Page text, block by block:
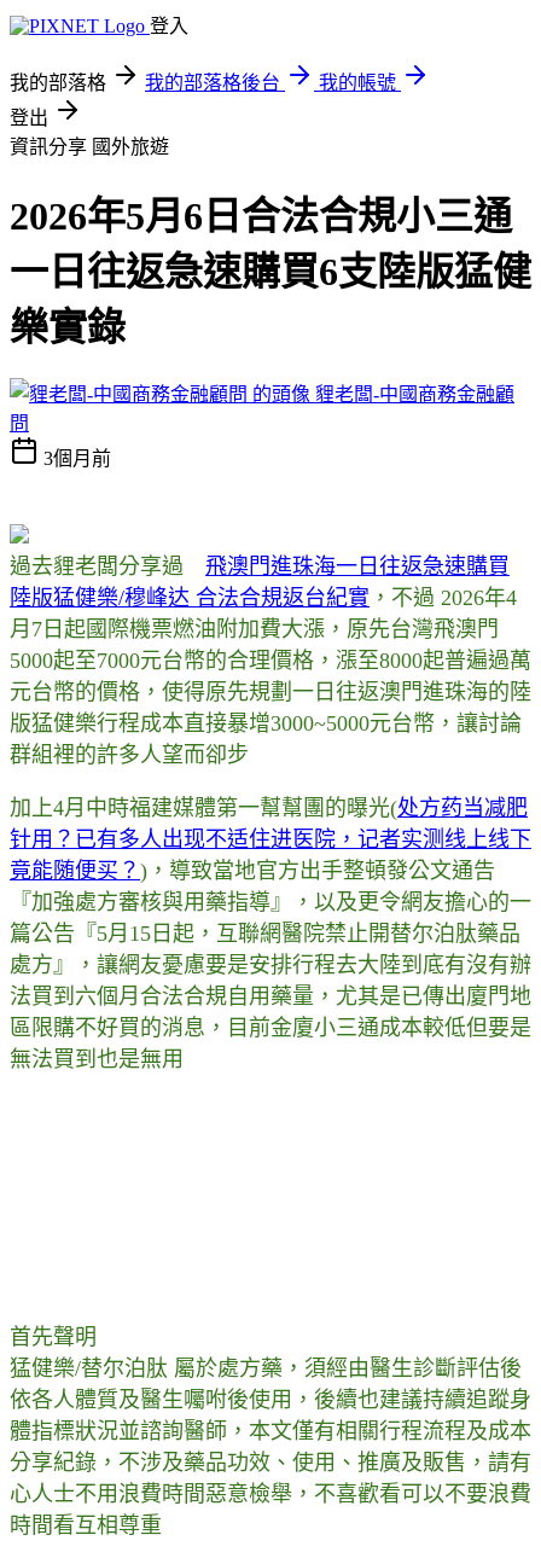
登入
我的部落格 我的部落格後台
我的帳號
登出
資訊分享 國外旅遊
2026年5月6日合法合規小三通
一日往返急速購買6支陸版猛健
樂實錄
貍老闆-中國商務金融顧
問
3個月前
過去貍老闆分享過 飛澳門進珠海一日往返急速購買
陸版猛健樂/穆峰达 合法合規返台紀實 ，不過 2026年4
月7日起國際機票燃油附加費大漲，原先台灣飛澳門
5000起至7000元台幣的合理價格，漲至8000起普遍過萬
元台幣的價格，使得原先規劃一日往返澳門進珠海的陸
版猛健樂行程成本直接暴增3000~5000元台幣，讓討論
群組裡的許多人望而卻步
加上4月中時福建媒體第一幫幫團的曝光(处方药当减肥
针用？已有多人出现不适住进医院，记者实测线上线下
竟能随便买？ )，導致當地官方出手整頓發公文通告
『加強處方審核與用藥指導』，以及更令網友擔心的一
篇公告『5月15日起，互聯網醫院禁止開替尔泊肽藥品
處方』，讓網友憂慮要是安排行程去大陸到底有沒有辦
法買到六個月合法合規自用藥量，尤其是已傳出廈門地
區限購不好買的消息，目前金廈小三通成本較低但要是
無法買到也是無用
首先聲明
猛健樂/替尔泊肽 屬於處方藥，須經由醫生診斷評估後
依各人體質及醫生囑咐後使用，後續也建議持續追蹤身
體指標狀況並諮詢醫師，本文僅有相關行程流程及成本
分享紀錄，不涉及藥品功效、使用、推廣及販售，請有
心人士不用浪費時間惡意檢舉，不喜歡看可以不要浪費
時間看互相尊重